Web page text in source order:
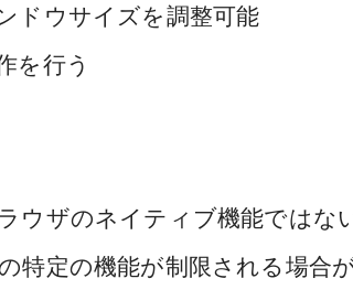
ドウサイズを調整可能
を行う
ウザのネイティブ機能ではな
特定の機能が制限される場合